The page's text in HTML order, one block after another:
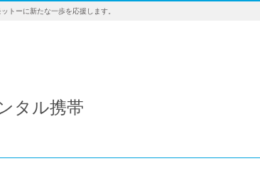
トーに新たな一歩を応援します。
タル携帯